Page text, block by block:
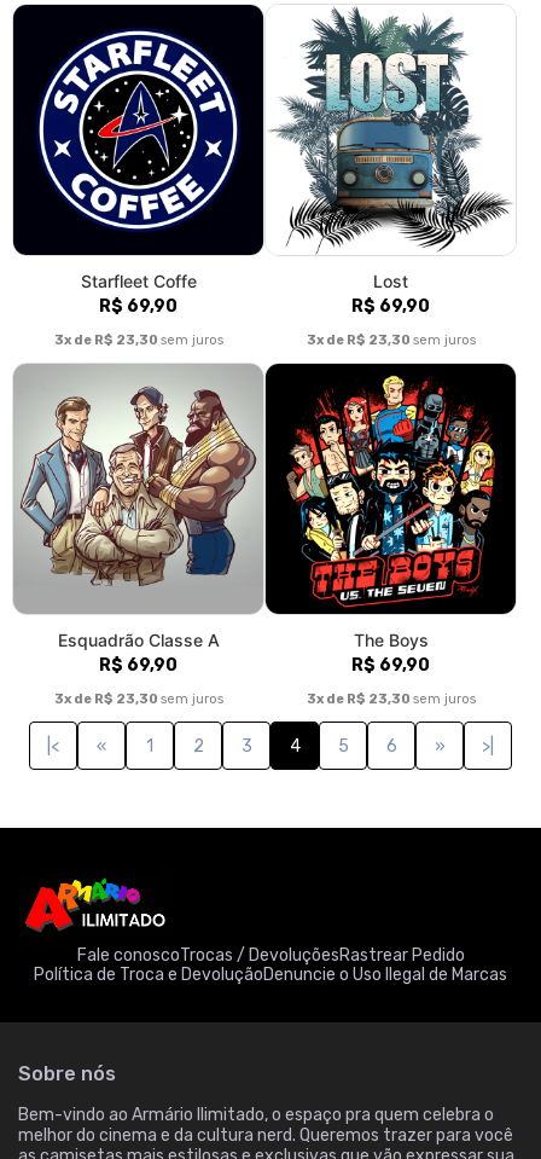
Starfleet Coffe
R$ 69,90
3x de R$ 23,30 sem juros
Lost
R$ 69,90
3x de R$ 23,30 sem juros
Esquadrão Classe A
R$ 69,90
3x de R$ 23,30 sem juros
The Boys
R$ 69,90
3x de R$ 23,30 sem juros
|< « 1 2 3 4 5 6 » >|
Fale conoscoTrocas / DevoluçõesRastrear Pedido
Política de Troca e DevoluçãoDenuncie o Uso Ilegal de Marcas
Sobre nós
Bem-vindo ao Armário Ilimitado, o espaço pra quem celebra o
melhor do cinema e da cultura nerd. Queremos trazer para você